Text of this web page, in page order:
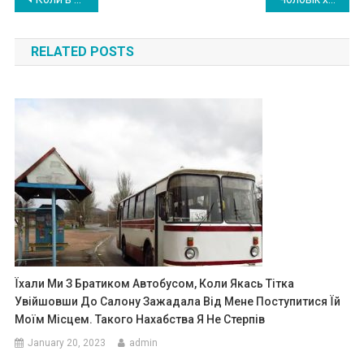
navigation
RELATED POSTS
Їхали Ми З Братиком Автобусом, Коли Якась Тітка
Увійшовши До Салону Зажадала Від Мене Поступитися Їй
Моїм Місцем. Такого Нахабства Я Не Стерпів
January 20, 2023 admin